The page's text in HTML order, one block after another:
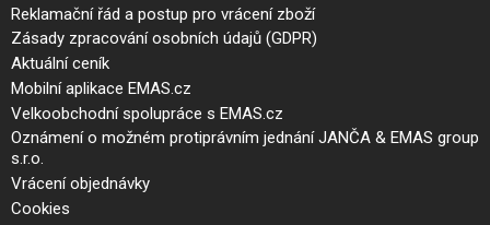
Reklamační řád a postup pro vrácení zboží
Zásady zpracování osobních údajů (GDPR)
Aktuální ceník
Mobilní aplikace EMAS.cz
Velkoobchodní spolupráce s EMAS.cz
Oznámení o možném protiprávním jednání JANČA & EMAS group
s.r.o.
Vrácení objednávky
Cookies